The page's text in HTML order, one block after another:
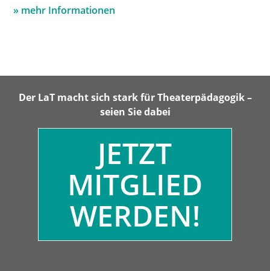
» mehr Informationen
Der LaT macht sich stark für Theaterpädagogik –
seien Sie dabei
JETZT
MITGLIED
WERDEN!